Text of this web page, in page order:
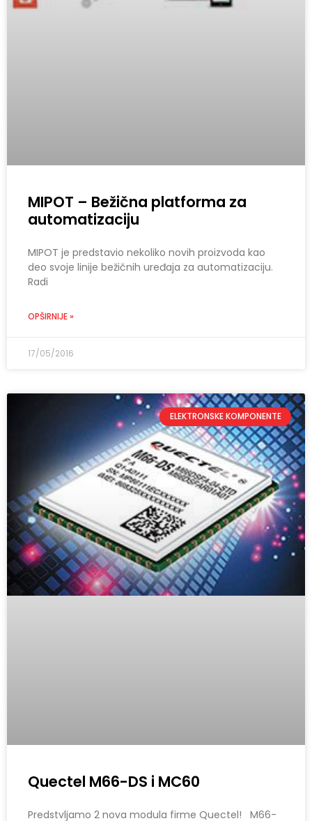
MIPOT – Bežična platforma za
automatizaciju
MIPOT je predstavio nekoliko novih proizvoda kao
deo svoje linije bežičnih uređaja za automatizaciju.
Radi
OPŠIRNIJE »
17/05/2016
ELEKTRONSKE KOMPONENTE
Quectel M66-DS i MC60
Predstvljamo 2 nova modula firme Quectel! M66-